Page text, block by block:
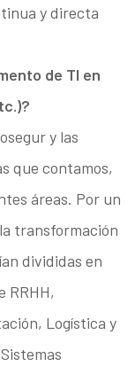
y directa
de TI en
y las
que contamos,
áreas. Por un
transformación
divididas en
RRHH,
Logística y